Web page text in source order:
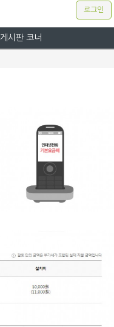
로그인
게시판 코너